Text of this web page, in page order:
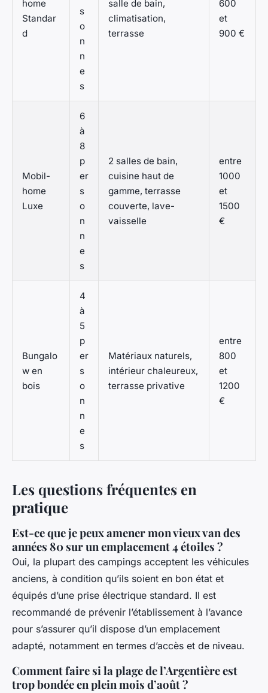
home
Standar
d
s
o
n
n
e
s
salle de bain,
climatisation,
terrasse
600
et
900 €
Mobil-
home
Luxe
6
à
8
p
er
s
o
n
n
e
s
2 salles de bain,
cuisine haut de
gamme, terrasse
couverte, lave-
vaisselle
entre
1000
et
1500
€
Bungalo
w en
bois
4
à
5
p
er
s
o
n
n
e
s
Matériaux naturels,
intérieur chaleureux,
terrasse privative
entre
800
et
1200
€
Les questions fréquentes en
pratique
Est-ce que je peux amener mon vieux van des
années 80 sur un emplacement 4 étoiles ?
Oui, la plupart des campings acceptent les véhicules
anciens, à condition qu’ils soient en bon état et
équipés d’une prise électrique standard. Il est
recommandé de prévenir l’établissement à l’avance
pour s’assurer qu’il dispose d’un emplacement
adapté, notamment en termes d’accès et de niveau.
Comment faire si la plage de l’Argentière est
trop bondée en plein mois d’août ?